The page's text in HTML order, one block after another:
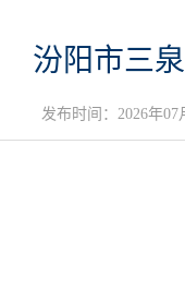
汾阳市三
发布时间：2026年07